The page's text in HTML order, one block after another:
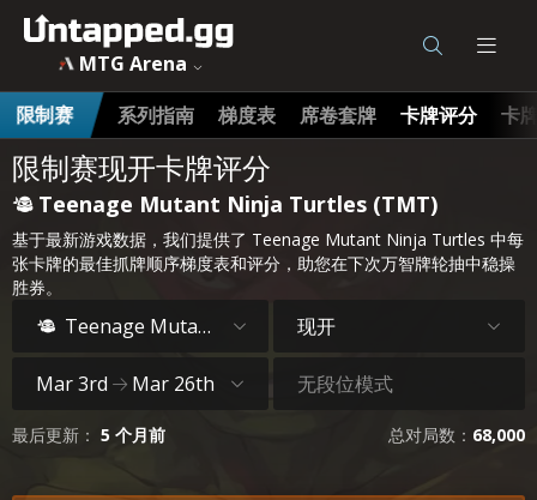
MTG Arena
限制赛
系列指南 梯度表 席卷套牌 卡牌评分 卡
限制赛现开卡牌评分
Teenage Mutant Ninja Turtles (TMT)
基于最新游戏数据，我们提供了 Teenage Mutant Ninja Turtles 中每
张卡牌的最佳抓牌顺序梯度表和评分，助您在下次万智牌轮抽中稳操
胜券。
Teenage Mutant Ninja Turtles 现开
Mar 3rd Mar 26th 无段位模式
最后更新： 5 个月前 总对局数： 68,000